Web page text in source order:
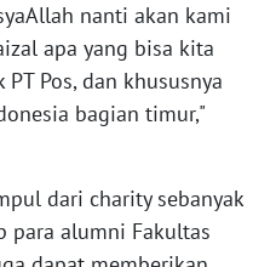
nanti akan kami
apa yang bisa kita
Pos, dan khususnya
bagian timur,"
dari charity sebanyak
para alumni Fakultas